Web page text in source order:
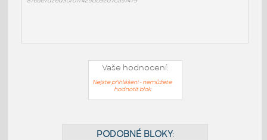
Vaše hodnocení:
Nejste přihlášeni - nemůžete
hodnotit blok